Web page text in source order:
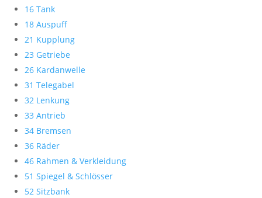
16 Tank
18 Auspuff
21 Kupplung
23 Getriebe
26 Kardanwelle
31 Telegabel
32 Lenkung
33 Antrieb
34 Bremsen
36 Räder
46 Rahmen & Verkleidung
51 Spiegel & Schlösser
52 Sitzbank